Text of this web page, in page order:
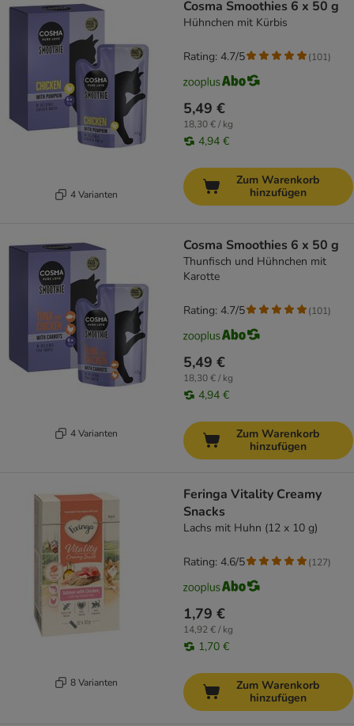
4 Varianten
Cosma Smoothies 6 x 50 g
Hühnchen mit Kürbis
5,49 €
18,30 € / kg
4,94 €
Rating: 4.7/5 (101)
Zum Warenkorb
hinzufügen
4 Varianten
Cosma Smoothies 6 x 50 g
Thunfisch und Hühnchen mit
Karotte
5,49 €
18,30 € / kg
4,94 €
Rating: 4.7/5 (101)
Zum Warenkorb
hinzufügen
8 Varianten
Feringa Vitality Creamy
Snacks
Lachs mit Huhn (12 x 10 g)
1,79 €
14,92 € / kg
1,70 €
Rating: 4.6/5 (127)
Zum Warenkorb
hinzufügen